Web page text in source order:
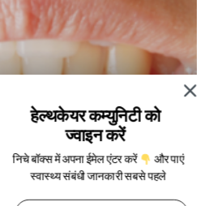
अजमाएं ये घरेलू उपाय
हेल्थकेयर कम्युनिटी को
ज्वाइन करें
निचे बॉक्स में अपना ईमेल एंटर करें
और पाएं
स्वास्थ्य संबंधी जानकारी सबसे पहले